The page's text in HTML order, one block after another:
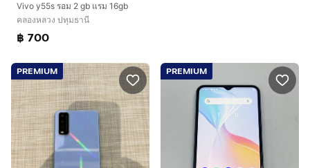
Vivo y55s รอม 2 gb แรม 16gb
คลองหลวง ปทุมธานี
฿ 700
PREMIUM PREMIUM